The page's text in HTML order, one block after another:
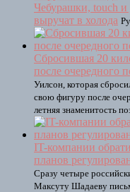
Чебурашки, touch и
выручат в холода
Сбросившая 20
после очередного
Уилсон, которая
свою фигуру после
летняя знаменитость
IT-компании
планов
Сразу четыре
Максуту Шадаеву